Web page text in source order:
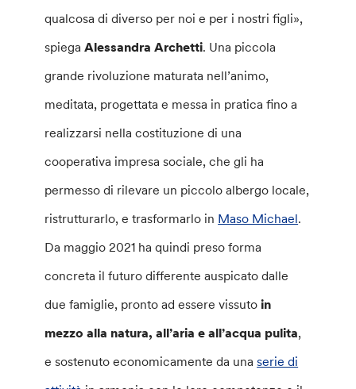
qualcosa di diverso per noi e per i nostri figli»,
spiegaAlessandra Archetti. Una piccola
grande rivoluzione maturata nell’animo,
meditata, progettata e messa in pratica fino a
realizzarsi nella costituzione di una
cooperativa impresa sociale, che gli ha
permesso di rilevare un piccolo albergo locale,
ristrutturarlo, e trasformarlo in Maso Michael.
Da maggio 2021 ha quindi preso forma
concreta il futuro differente auspicato dalle
due famiglie, pronto ad essere vissuto in
mezzo alla natura, all’aria e all’acqua pulita,
e sostenuto economicamente da unaserie di